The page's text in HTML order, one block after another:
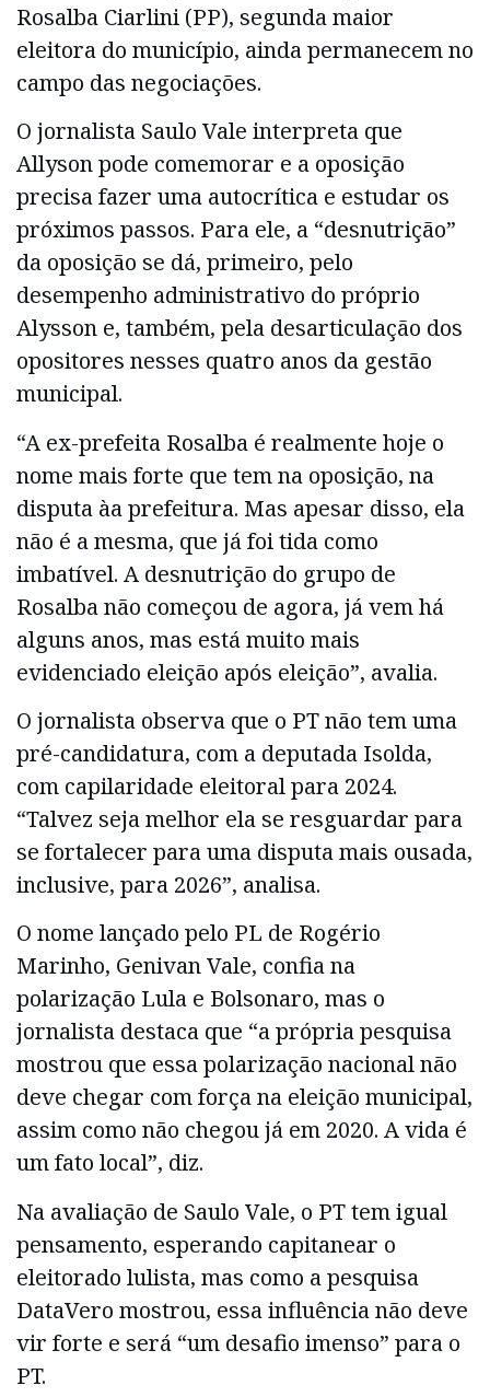
Rosalba Ciarlini (PP), segunda maior
eleitora do município, ainda permanecem no
campo das negociações.
O jornalista Saulo Vale interpreta que
Allyson pode comemorar e a oposição
precisa fazer uma autocrítica e estudar os
próximos passos. Para ele, a “desnutrição”
da oposição se dá, primeiro, pelo
desempenho administrativo do próprio
Alysson e, também, pela desarticulação dos
opositores nesses quatro anos da gestão
municipal.
“A ex-prefeita Rosalba é realmente hoje o
nome mais forte que tem na oposição, na
disputa àa prefeitura. Mas apesar disso, ela
não é a mesma, que já foi tida como
imbatível. A desnutrição do grupo de
Rosalba não começou de agora, já vem há
alguns anos, mas está muito mais
evidenciado eleição após eleição”, avalia.
O jornalista observa que o PT não tem uma
pré-candidatura, com a deputada Isolda,
com capilaridade eleitoral para 2024.
“Talvez seja melhor ela se resguardar para
se fortalecer para uma disputa mais ousada,
inclusive, para 2026”, analisa.
O nome lançado pelo PL de Rogério
Marinho, Genivan Vale, confia na
polarização Lula e Bolsonaro, mas o
jornalista destaca que “a própria pesquisa
mostrou que essa polarização nacional não
deve chegar com força na eleição municipal,
assim como não chegou já em 2020. A vida é
um fato local”, diz.
Na avaliação de Saulo Vale, o PT tem igual
pensamento, esperando capitanear o
eleitorado lulista, mas como a pesquisa
DataVero mostrou, essa influência não deve
vir forte e será “um desafio imenso” para o
PT.